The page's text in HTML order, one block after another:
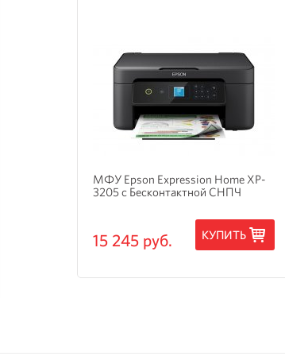
МФУ Epson Expression Home XP-
3205 с Бесконтактной СНПЧ
15 245 руб. КУПИТЬ